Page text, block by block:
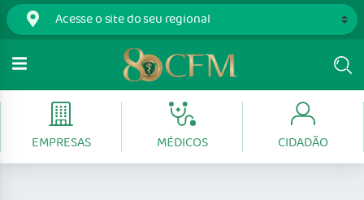
EMPRESAS MÉDICOS CIDADÃO